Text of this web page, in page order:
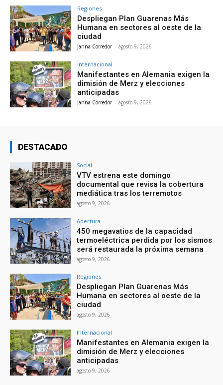
Regiones
Despliegan Plan Guarenas Más
Humana en sectores al oeste de la
ciudad
Janna Corredor - agosto 9, 2026
Internacional
Manifestantes en Alemania exigen la
dimisión de Merz y elecciones
anticipadas
Janna Corredor - agosto 9, 2026
DESTACADO
Social
VTV estrena este domingo
documental que revisa la cobertura
mediática tras los terremotos
agosto 9, 2026
Apertura
450 megavatios de la capacidad
termoeléctrica perdida por los sismos
será restaurada la próxima semana
agosto 9, 2026
Regiones
Despliegan Plan Guarenas Más
Humana en sectores al oeste de la
ciudad
agosto 9, 2026
Internacional
Manifestantes en Alemania exigen la
dimisión de Merz y elecciones
anticipadas
agosto 9, 2026